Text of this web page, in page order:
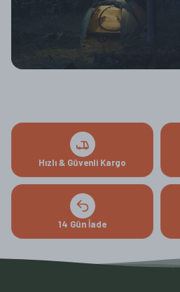
Hızlı & Güvenli Kargo
14 Gün İade